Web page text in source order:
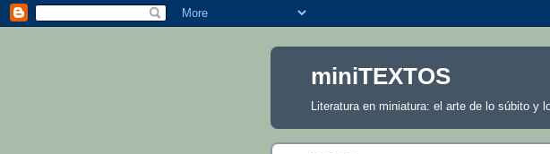
miniTEXTOS
Literatura en miniatura: el arte de lo súbito y